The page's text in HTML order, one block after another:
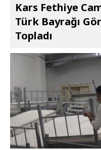
Kars Fethiye
Türk Bayrağı
Topladı